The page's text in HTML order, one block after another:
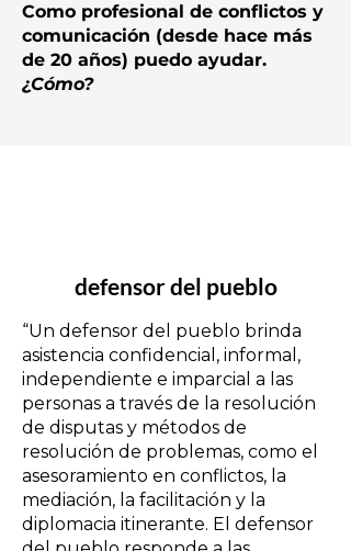
Como profesional de conflictos y
comunicación (desde hace más
de 20 años) puedo ayudar.
¿Cómo?
defensor del pueblo
“Un defensor del pueblo brinda
asistencia confidencial, informal,
independiente e imparcial a las
personas a través de la resolución
de disputas y métodos de
resolución de problemas, como el
asesoramiento en conflictos, la
mediación, la facilitación y la
diplomacia itinerante. El defensor